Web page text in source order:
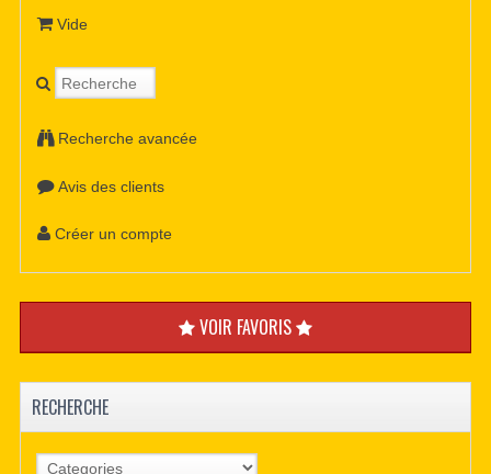
Vide
Recherche avancée
Avis des clients
Créer un compte
VOIR FAVORIS
RECHERCHE